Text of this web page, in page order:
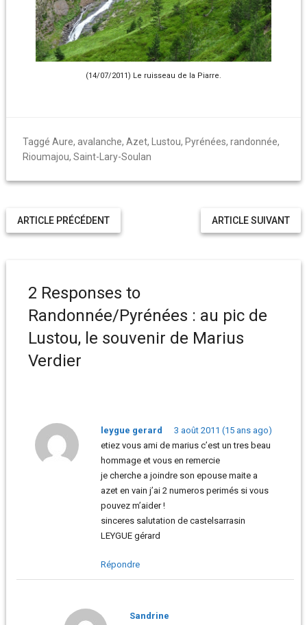
(14/07/2011) Le ruisseau de la Piarre.
Taggé Aure, avalanche, Azet, Lustou, Pyrénées, randonnée,
Rioumajou, Saint-Lary-Soulan
ARTICLE SUIVANT
ARTICLE PRÉCÉDENT
2 Responses to
Randonnée/Pyrénées : au pic de
Lustou, le souvenir de Marius
Verdier
leygue gerard
3 août 2011 (15 ans ago)
etiez vous ami de marius c’est un tres beau
hommage et vous en remercie
je cherche a joindre son epouse maite a
azet en vain j’ai 2 numeros perimés si vous
pouvez m’aider !
sinceres salutation de castelsarrasin
LEYGUE gérard
Répondre
Sandrine